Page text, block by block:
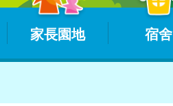
家長園地 宿舍